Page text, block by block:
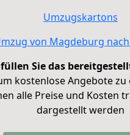
Umzugskartons
von Magdeburg
Sie das
kostenlose Angebote zu
alle Preise und Kosten
dargestellt werden